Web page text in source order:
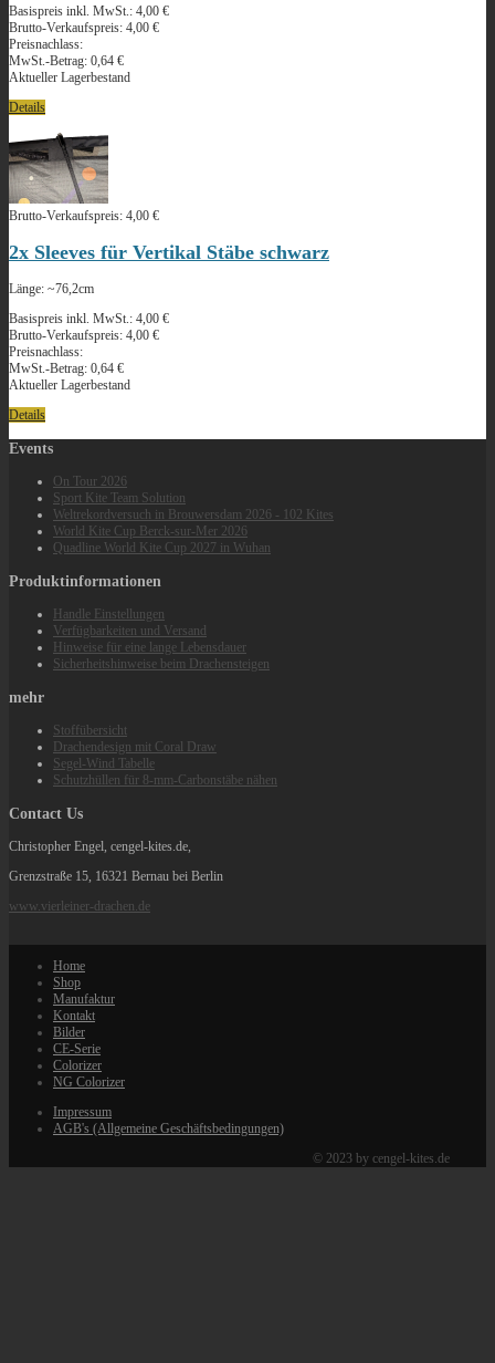
Basispreis inkl. MwSt.: 4,00 €
Brutto-Verkaufspreis: 4,00 €
Preisnachlass:
MwSt.-Betrag: 0,64 €
Aktueller Lagerbestand
Details
Brutto-Verkaufspreis: 4,00 €
2x Sleeves für Vertikal Stäbe schwarz
Länge: ~76,2cm
Basispreis inkl. MwSt.: 4,00 €
Brutto-Verkaufspreis: 4,00 €
Preisnachlass:
MwSt.-Betrag: 0,64 €
Aktueller Lagerbestand
Details
Events
On Tour 2026
Sport Kite Team Solution
Weltrekordversuch in Brouwersdam 2026 - 102 Kites
World Kite Cup Berck‑sur‑Mer 2026
Quadline World Kite Cup 2027 in Wuhan
Produktinformationen
Handle Einstellungen
Verfügbarkeiten und Versand
Hinweise für eine lange Lebensdauer
Sicherheitshinweise beim Drachensteigen
mehr
Stoffübersicht
Drachendesign mit Coral Draw
Segel-Wind Tabelle
Schutzhüllen für 8-mm-Carbonstäbe nähen
Contact Us
Christopher Engel, cengel-kites.de,
Grenzstraße 15, 16321 Bernau bei Berlin
www.vierleiner-drachen.de
Home
Shop
Manufaktur
Kontakt
Bilder
CE-Serie
Colorizer
NG Colorizer
Impressum
AGB's (Allgemeine Geschäftsbedingungen)
© 2023 by cengel-kites.de